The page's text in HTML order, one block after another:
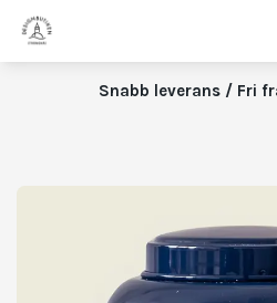
Snabb leverans / Fri